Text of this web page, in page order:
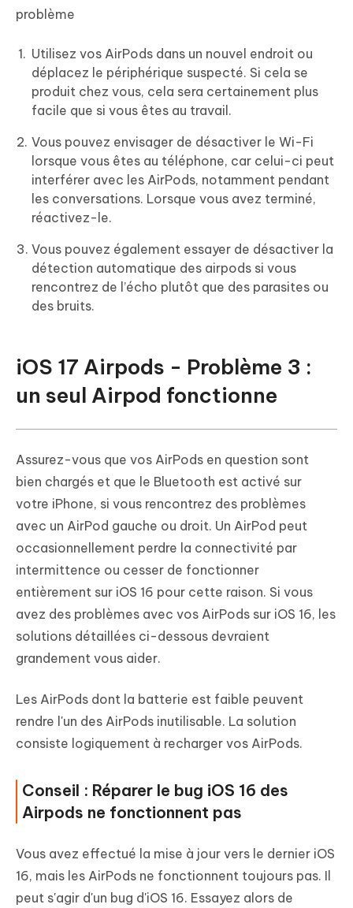
problème
Utilisez vos AirPods dans un nouvel endroit ou
déplacez le périphérique suspecté. Si cela se
produit chez vous, cela sera certainement plus
facile que si vous êtes au travail.
Vous pouvez envisager de désactiver le Wi-Fi
lorsque vous êtes au téléphone, car celui-ci peut
interférer avec les AirPods, notamment pendant
les conversations. Lorsque vous avez terminé,
réactivez-le.
Vous pouvez également essayer de désactiver la
détection automatique des airpods si vous
rencontrez de l’écho plutôt que des parasites ou
des bruits.
iOS 17 Airpods - Problème 3 :
un seul Airpod fonctionne
Assurez-vous que vos AirPods en question sont
bien chargés et que le Bluetooth est activé sur
votre iPhone, si vous rencontrez des problèmes
avec un AirPod gauche ou droit. Un AirPod peut
occasionnellement perdre la connectivité par
intermittence ou cesser de fonctionner
entièrement sur iOS 16 pour cette raison. Si vous
avez des problèmes avec vos AirPods sur iOS 16, les
solutions détaillées ci-dessous devraient
grandement vous aider.
Les AirPods dont la batterie est faible peuvent
rendre l'un des AirPods inutilisable. La solution
consiste logiquement à recharger vos AirPods.
Conseil : Réparer le bug iOS 16 des
Airpods ne fonctionnent pas
Vous avez effectué la mise à jour vers le dernier iOS
16, mais les AirPods ne fonctionnent toujours pas. Il
peut s'agir d'un bug d'iOS 16. Essayez alors de